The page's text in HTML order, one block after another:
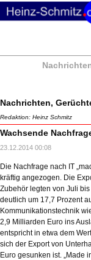
Nachrichten,
Redaktion: Heinz Schmitz
Wachsende
23.12.2014 00:08
Die Nachfrage nach IT
kräftig angezogen. Die
Zubehör legten von Juli
deutlich um 17,7 Prozent
Kommunikationstechnik
2,9 Milliarden Euro ins
entspricht in etwa dem
sich der Export von
Euro gesunken ist. „Made